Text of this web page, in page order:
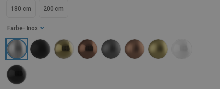
180 cm 200 cm
Farbe - Inox